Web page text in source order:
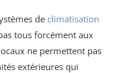
de climatisation
tous forcément aux
ne permettent pas
extérieures qui